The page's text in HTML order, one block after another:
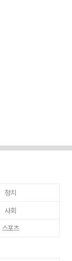
정치
사회
스포츠